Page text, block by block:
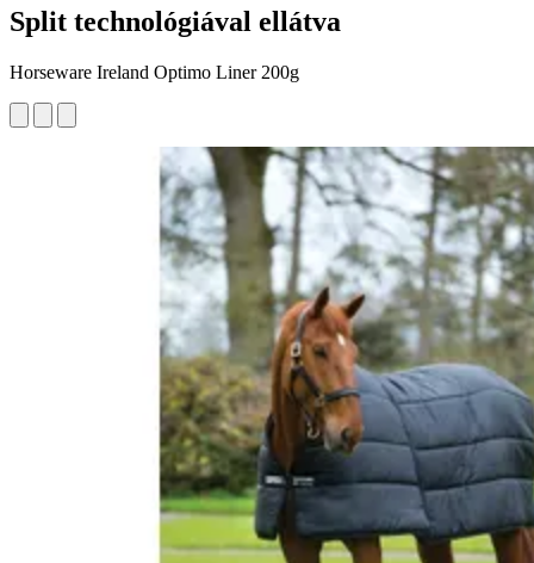
Split technológiával ellátva
Horseware Ireland Optimo Liner 200g